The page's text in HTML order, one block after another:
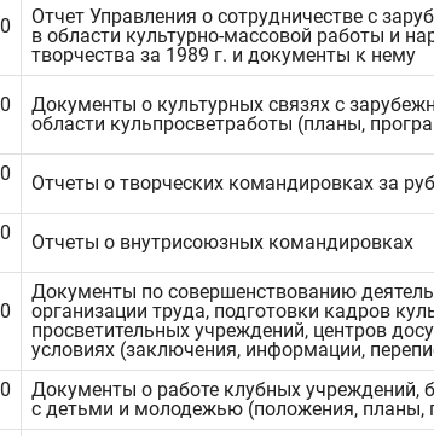
Отчет Управления о сотрудничестве с
в области культурно-массовой работы и
творчества за 1989 г. и документы к нему
Документы о культурных связях с
области кульпросветработы (планы,
Отчеты о творческих командировках за
Отчеты о внутрисоюзных командировках
Документы по совершенствованию
организации труда, подготовки кадров
просветительных учреждений, центров
условиях (заключения, информации,
Документы о работе клубных учреждений,
с детьми и молодежью (положения, планы,